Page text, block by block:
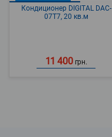
Кондиционер DIGITAL DAC-
07T7, 20 кв.м
11 400 грн.